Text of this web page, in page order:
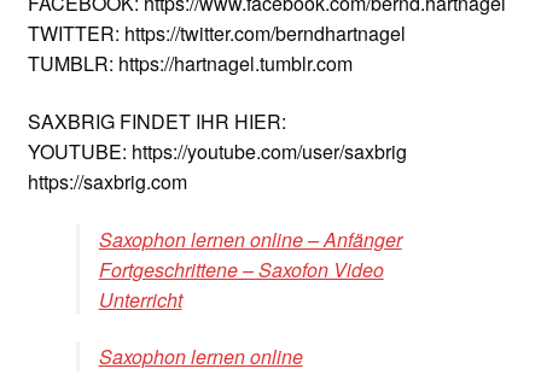
TWITTER: https://twitter.com/berndhartnagel
TUMBLR: https://hartnagel.tumblr.com
SAXBRIG FINDET IHR HIER:
YOUTUBE: https://youtube.com/user/saxbrig
https://saxbrig.com
Saxophon lernen online – Anfänger
Fortgeschrittene – Saxofon Video
Unterricht
Saxophon lernen online